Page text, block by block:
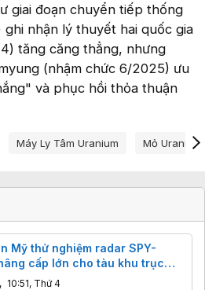
giai đoạn chuyển tiếp thống
nhận lý thuyết hai quốc gia
tăng căng thẳng, nhưng
(nhậm chức 6/2025) ưu
và phục hồi thỏa thuận
Máy Ly Tâm Uranium Mỏ Uranium
Mỹ thử nghiệm radar SPY-
cấp lớn cho tàu khu trục
, 10:51, Thứ 4